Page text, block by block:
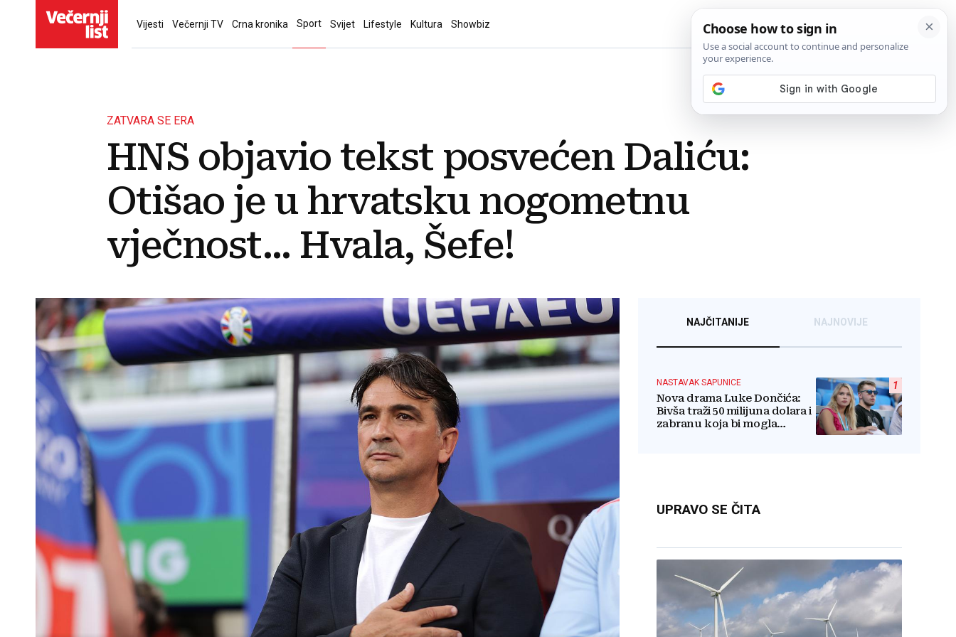
Vijesti Večernji TV Crna kronika Sport Svijet Lifestyle Kultura Showbiz
ZATVARA SE ERA
HNS objavio tekst posvećen Daliću:
Otišao je u hrvatsku nogometnu
vječnost... Hvala, Šefe!
NAJČITANIJE NAJNOVIJE
1
NASTAVAK SAPUNICE
Nova drama Luke Dončića:
Bivša traži 50 milijuna dolara i
zabranu koja bi mogla
UPRAVO SE ČITA